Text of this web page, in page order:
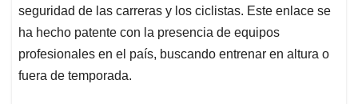
seguridad de las carreras y los ciclistas. Este enlace se
ha hecho patente con la presencia de equipos
profesionales en el país, buscando entrenar en altura o
fuera de temporada.